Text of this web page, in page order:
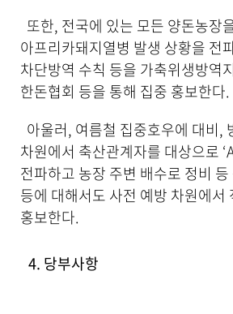
또한, 전국에 있는 모든 양돈농장
아프리카돼지열병 발생 상황을 전
차단방역 수칙 등을 가축위생방역
한돈협회 등을 통해 집중 홍보한다.
아울러, 여름철 집중호우에 대비,
차원에서 축산관계자를 대상으로
전파하고 농장 주변 배수로 정비
등에 대해서도 사전 예방 차원에서
홍보한다.
4. 당부사항